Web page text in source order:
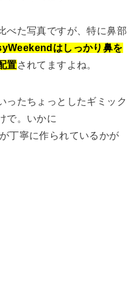
べた写真ですが、特に鼻部
はしっかり鼻を
置されてますよね。
ったちょっとしたギミック
で。いかに
丁寧に作られているかが